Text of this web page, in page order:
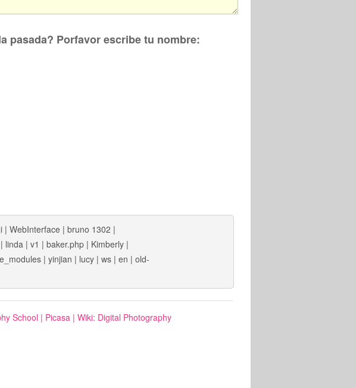
pasada? Porfavor escribe tu nombre:
| WebInterface | bruno 1302 |
| linda | v1 | baker.php | Kimberly |
| yinjian | lucy | ws | en | old-
School | Picasa| Wiki: Digital Photography